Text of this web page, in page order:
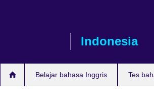
Indonesia
Belajar bahasa Inggris Tes